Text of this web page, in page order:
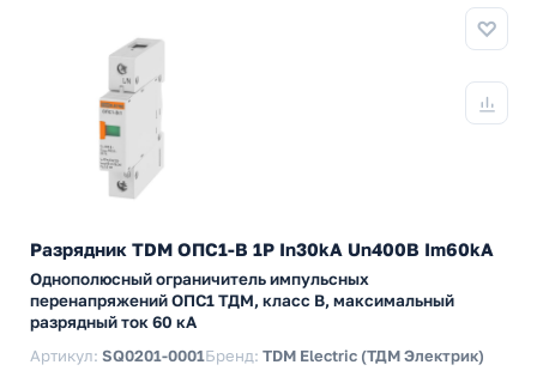
Разрядник TDM ОПС1-B 1Р In30kA Un400B Im60kA
Однополюсный ограничитель импульсных
перенапряжений ОПС1 ТДМ, класс B, максимальный
разрядный ток 60 кА
Артикул: SQ0201-0001Бренд: TDM Electric (ТДМ Электрик)